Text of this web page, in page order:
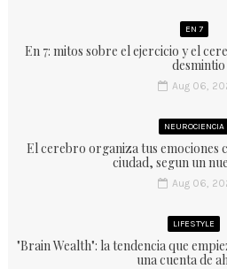
EN 7
En 7: mitos sobre el ejercicio y el
desmintio
Aug 06,
NEUROCIENCIA
El cerebro organiza tus emociones
ciudad, segun un
Aug 06,
LIFESTYLE
"Brain Wealth": la tendencia que
una cuenta de